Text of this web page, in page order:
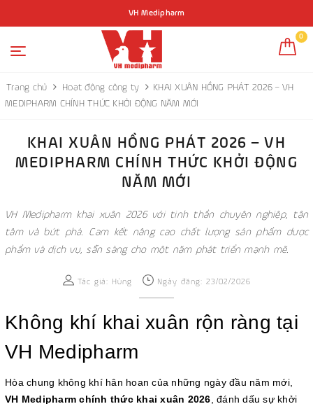
VH Medipharm
0
Trang chủ Hoạt động công ty
KHAI XUÂN HỒNG PHÁT 2026 – VH
MEDIPHARM CHÍNH THỨC KHỞI ĐỘNG NĂM MỚI
KHAI XUÂN HỒNG PHÁT 2026 – VH
MEDIPHARM CHÍNH THỨC KHỞI ĐỘNG
NĂM MỚI
VH Medipharm khai xuân 2026 với tinh thần chuyên nghiệp, tận
tâm và bứt phá. Cam kết nâng cao chất lượng sản phẩm dược
phẩm và dịch vụ, sẵn sàng cho một năm phát triển mạnh mẽ.
Tác giả: Hùng Ngày đăng: 23/02/2026
Không khí khai xuân rộn ràng tại
VH Medipharm
Hòa chung không khí hân hoan của những ngày đầu năm mới,
VH Medipharm chính thức khai xuân 2026 , đánh dấu sự khởi